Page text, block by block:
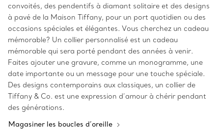
convoités, des pendentifs à diamant solitaire et des designs
à pavé de la Maison Tiffany, pour un port quotidien ou des
occasions spéciales et élégantes. Vous cherchez un cadeau
mémorable? Un collier personnalisé est un cadeau
mémorable qui sera porté pendant des années à venir.
Faites ajouter une gravure, comme un monogramme, une
date importante ou un message pour une touche spéciale.
Des designs contemporains aux classiques, un collier de
Tiffany & Co. est une expression d’amour à chérir pendant
des générations.
Magasiner les boucles d’oreille